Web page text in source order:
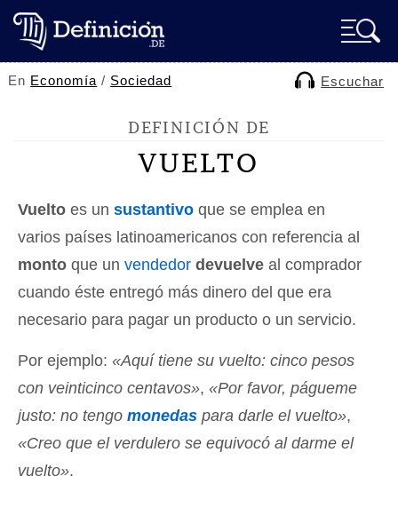
En Economía / Sociedad Escuchar
DEFINICIÓN DE
VUELTO
Vuelto es un sustantivo que se emplea en
varios países latinoamericanos con referencia al
monto que un vendedor devuelve al comprador
cuando éste entregó más dinero del que era
necesario para pagar un producto o un servicio.
Por ejemplo: «Aquí tiene su vuelto: cinco pesos
con veinticinco centavos», «Por favor, págueme
justo: no tengo monedas para darle el vuelto»,
«Creo que el verdulero se equivocó al darme el
vuelto».